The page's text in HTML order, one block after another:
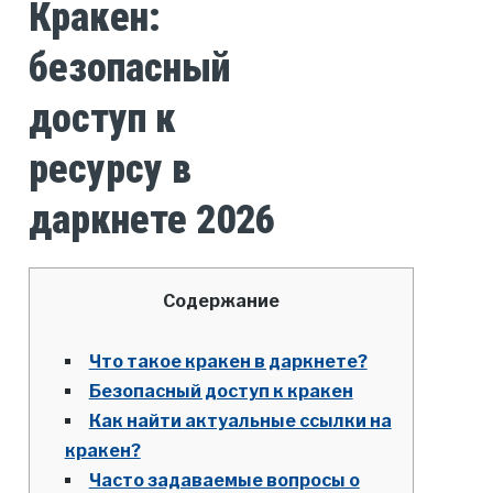
Кракен:
безопасный
доступ к
ресурсу в
даркнете 2026
Содержание
Что такое кракен в даркнете?
Безопасный доступ к кракен
Как найти актуальные ссылки на
кракен?
Часто задаваемые вопросы о